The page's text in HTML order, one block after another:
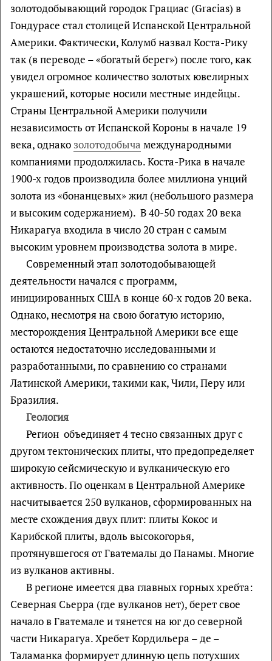
золотодобывающий городок Грациас (Gracias) в
Гондурасе стал столицей Испанской Центральной
Америки. Фактически, Колумб назвал Коста-Рику
так (в переводе – «богатый берег») после того, как
увидел огромное количество золотых ювелирных
украшений, которые носили местные индейцы.
Страны Центральной Америки получили
независимость от Испанской Короны в начале 19
века, однако золотодобыча международными
компаниями продолжилась. Коста-Рика в начале
1900-х годов производила более миллиона унций
золота из «бонанцевых» жил (небольшого размера
и высоким содержанием). В 40-50 годах 20 века
Никарагуа входила в число 20 стран с самым
высоким уровнем производства золота в мире.
Современный этап золотодобывающей
деятельности начался с программ,
инициированных США в конце 60-х годов 20 века.
Однако, несмотря на свою богатую историю,
месторождения Центральной Америки все еще
остаются недостаточно исследованными и
разработанными, по сравнению со странами
Латинской Америки, такими как, Чили, Перу или
Бразилия.
Геология
Регион объединяет 4 тесно связанных друг с
другом тектонических плиты, что предопределяет
широкую сейсмическую и вулканическую его
активность. По оценкам в Центральной Америке
насчитывается 250 вулканов, сформированных на
месте схождения двух плит: плиты Кокос и
Карибской плиты, вдоль высокогорья,
протянувшегося от Гватемалы до Панамы. Многие
из вулканов активны.
В регионе имеется два главных горных хребта:
Северная Сьерра (где вулканов нет), берет свое
начало в Гватемале и тянется на юг до северной
части Никарагуа. Хребет Кордильера – де –
Таламанка формирует длинную цепь потухших